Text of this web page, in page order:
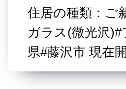
住居の種類：ご
ガラス(微光沢
県#藤沢市 現在